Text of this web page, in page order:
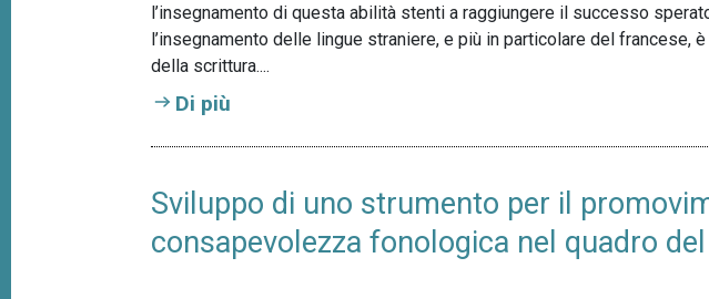
l’insegnamento di questa abilità stenti a raggiungere il successo
l’insegnamento delle lingue straniere, e più in particolare del francese,
della scrittura....
Di più
Sviluppo di uno strumento per il
consapevolezza fonologica nel quadro